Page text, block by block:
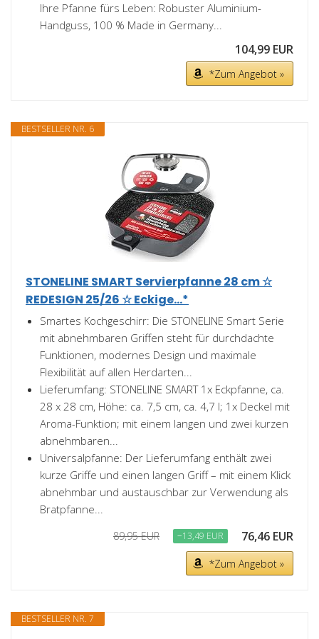
Ihre Pfanne fürs Leben: Robuster Aluminium-
Handguss, 100 % Made in Germany...
104,99 EUR
*Zum Angebot »
BESTSELLER NR. 6
STONELINE SMART Servierpfanne 28 cm ☆
REDESIGN 25/26 ☆ Eckige...*
Smartes Kochgeschirr: Die STONELINE Smart Serie
mit abnehmbaren Griffen steht für durchdachte
Funktionen, modernes Design und maximale
Flexibilität auf allen Herdarten...
Lieferumfang: STONELINE SMART 1x Eckpfanne, ca.
28 x 28 cm, Höhe: ca. 7,5 cm, ca. 4,7 l; 1x Deckel mit
Aroma-Funktion; mit einem langen und zwei kurzen
abnehmbaren...
Universalpfanne: Der Lieferumfang enthält zwei
kurze Griffe und einen langen Griff – mit einem Klick
abnehmbar und austauschbar zur Verwendung als
Bratpfanne...
89,95 EUR −13,49 EUR 76,46 EUR
*Zum Angebot »
BESTSELLER NR. 7